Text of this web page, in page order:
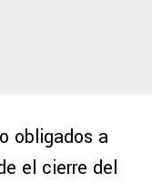
obligados a
el cierre del